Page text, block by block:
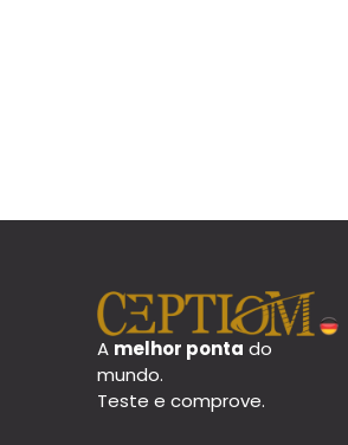
A melhor ponta do
mundo.
Teste e comprove.